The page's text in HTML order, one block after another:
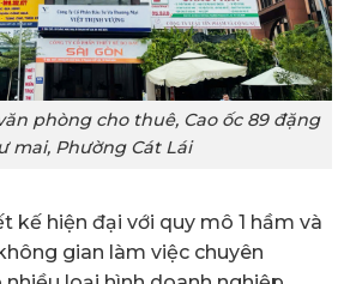
phòng cho thuê, Cao ốc 89 đặng
mai, Phường Cát Lái
kế hiện đại với quy mô 1 hầm và
gian làm việc chuyên